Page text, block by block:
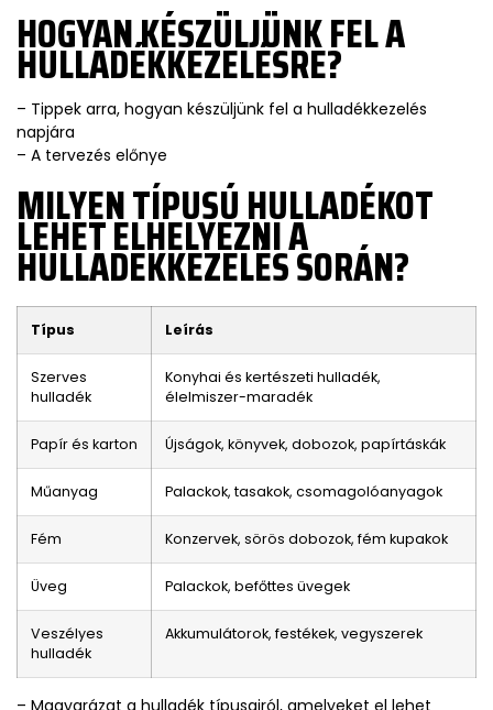
HOGYAN KÉSZÜLJÜNK FEL A
HULLADÉKKEZELÉSRE?
– Tippek arra, hogyan készüljünk fel a hulladékkezelés
napjára
– A tervezés előnye
MILYEN TÍPUSÚ HULLADÉKOT
LEHET ELHELYEZNI A
HULLADÉKKEZELÉS SORÁN?
Típus Leírás
Szerves
hulladék
Konyhai és kertészeti hulladék,
élelmiszer-maradék
Papír és karton Újságok, könyvek, dobozok, papírtáskák
Műanyag Palackok, tasakok, csomagolóanyagok
Fém Konzervek, sörös dobozok, fém kupakok
Üveg Palackok, befőttes üvegek
Veszélyes
hulladék
Akkumulátorok, festékek, vegyszerek
– Magyarázat a hulladék típusairól, amelyeket el lehet